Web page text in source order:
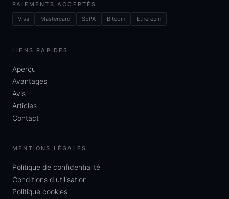
PAIEMENTS ACCEPTÉS
Visa Mastercard SEPA Bitcoin Ethereum
LIENS RAPIDES
Aperçu
Avantages
Avis
Articles
Contact
MENTIONS LÉGALES
Politique de confidentialité
Conditions d'utilisation
Politique cookies